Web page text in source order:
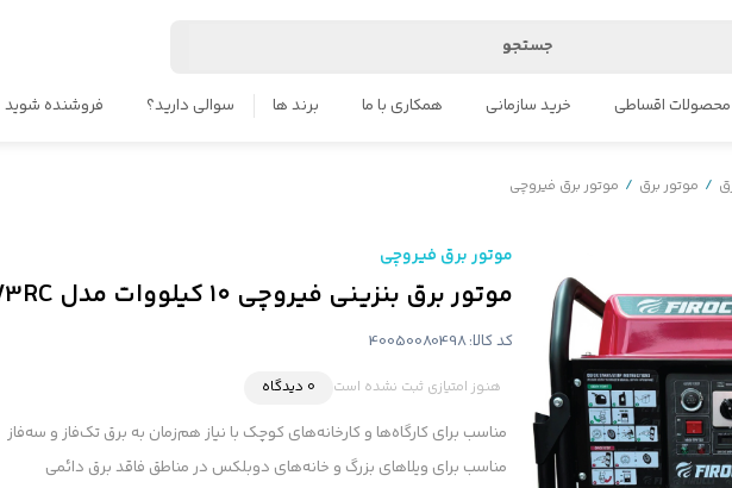
جستجو
محصولات اقساطی خرید سازمانی همکاری با ما برند ها سوالی دارید؟ فروشنده شوید
/ موتور برق / موتور برق فیروچی
موتور برق فیروچی
موتور برق بنزینی فیروچی ۱۰ کیلووات مدل FSG12000E2V3RC تک فاز و سه فاز ریموت‌دار
کد کالا: 40050080498
هنوز امتیازی ثبت نشده است 0 دیدگاه
مناسب برای کارگاه‌ها و کارخانه‌های کوچک با نیاز هم‌زمان به برق تک‌فاز و سه‌فاز
مناسب برای ویلاهای بزرگ و خانه‌های دوبلکس در مناطق فاقد برق دائمی